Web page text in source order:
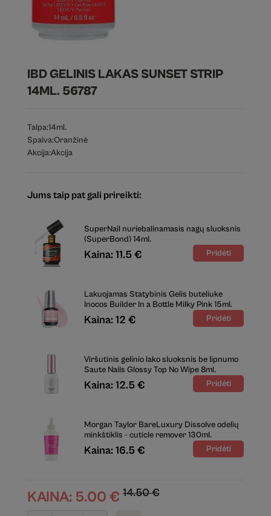
IBD GELINIS LAKAS SUNSET STRIP
14ML. 56787
Talpa:14ml.
Spalva:Oranžinė
Akcija:Akcija
Jums taip pat gali prireikti:
SuperNail nuriebalinamasis nagų sluoksnis
(SuperBond) 14ml.
Kaina: 11.5 €
Lakuojamas Statybinis Gelis buteliuke
Inocos Builder In a Bottle Milky Pink 15ml.
Kaina: 12 €
Viršutinis gelinio lako sluoksnis be lipnumo
Saute Nails Glossy Top No Wipe 8ml.
Kaina: 12.5 €
Morgan Taylor BareLuxury Dissolve odelių
minkštiklis - cuticle remover 130ml.
Kaina: 16.5 €
KAINA: 5.00 € 14.50€